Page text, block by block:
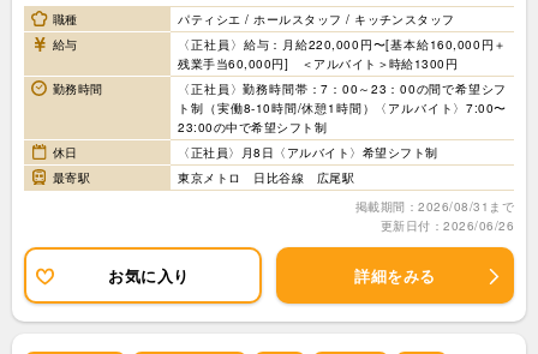
職種
パティシエ / ホールスタッフ / キッチンスタッフ
給与
〈正社員〉給与：月給220,000円〜[基本給160,000円＋
残業手当60,000円] ＜アルバイト＞時給1300円
勤務時間
〈正社員〉勤務時間帯：7：00～23：00の間で希望シフ
ト制（実働8-10時間/休憩1時間）〈アルバイト〉7:00〜
23:00の中で希望シフト制
休日
〈正社員〉月8日〈アルバイト〉希望シフト制
最寄駅
東京メトロ 日比谷線 広尾駅
掲載期間：2026/08/31まで
更新日付：2026/06/26
お気に入り 詳細をみる